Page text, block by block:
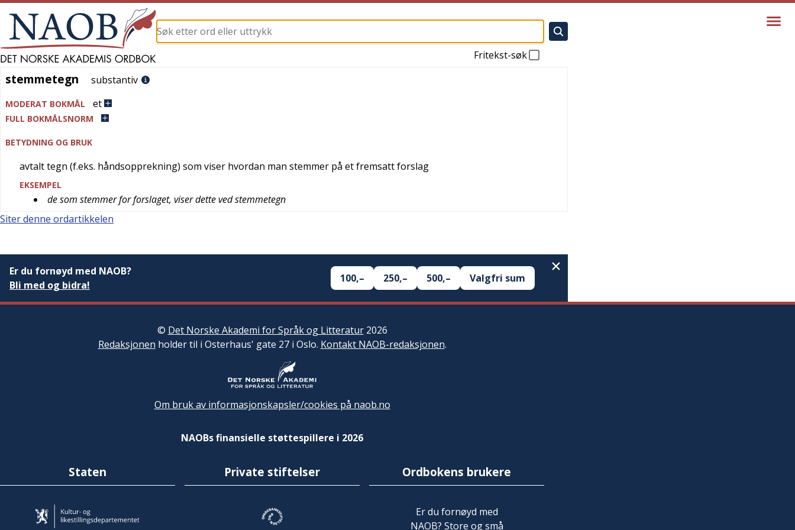
Fritekst-søk
stemmetegn
stemmetegn substantiv
MODERAT BOKMÅL et
FULL BOKMÅLSNORM
BETYDNING OG BRUK
avtalt tegn (f.eks. håndsopprekning) som viser hvordan man stemmer på et fremsatt forslag
EKSEMPEL
de som stemmer for forslaget, viser dette ved stemmetegn
Siter denne ordartikkelen
Er du fornøyd med NAOB?
Bli med og bidra!
100,– 250,– 500,– Valgfri sum
© Det Norske Akademi for Språk og Litteratur2026
Redaksjonen holder til i Osterhaus' gate 27 i Oslo. Kontakt NAOB-redaksjonen.
Om bruk av informasjonskapsler/cookies på naob.no
NAOBs finansielle støttespillere i 2026
Staten Private stiftelser Ordbokens brukere
Er du fornøyd med
NAOB? Store og små